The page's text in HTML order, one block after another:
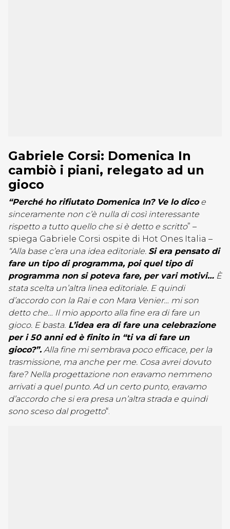
Gabriele Corsi: Domenica In
cambiò i piani, relegato ad un
gioco
“Perché ho rifiutato Domenica In? Ve lo dicoe
sinceramente non c’è nulla di così interessante
rispetto a tutto quello che si è detto e scritto” –
spiega Gabriele Corsi ospite di Hot Ones Italia –
“Alla base c’era una idea editoriale. Si era pensato di
fare un tipo di programma, poi quel tipo di
programma non si poteva fare, per vari motivi… È
stata scelta un’altra linea editoriale. E quindi
d’accordo con la Rai e con Mara Venier… mi son
detto che… Il mio apporto alla fine era di fare un
gioco. E basta. L’idea era di fare una celebrazione
per i 50 anni ed è finito in “ti va di fare un
gioco?”. Alla fine mi sembrava poco efficace, per la
trasmissione, ma anche per me. Cosa avrei dovuto
fare? Nella progettazione non eravamo nemmeno
arrivati a quel punto. Ad un certo punto, eravamo
d’accordo che si era presa un’altra strada e quindi
sono sceso dal progetto“.